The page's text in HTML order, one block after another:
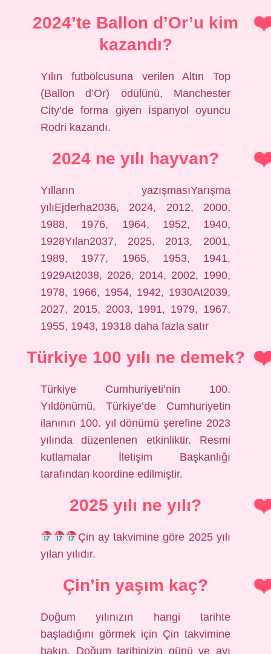
2024’te Ballon d’Or’u kim
kazandı?
Yılın futbolcusuna verilen Altın Top
(Ballon d’Or) ödülünü, Manchester
City’de forma giyen İspanyol oyuncu
Rodri kazandı.
2024 ne yılı hayvan?
Yılların yazışmasıYarışma
yılıEjderha2036, 2024, 2012, 2000,
1988, 1976, 1964, 1952, 1940,
1928Yılan2037, 2025, 2013, 2001,
1989, 1977, 1965, 1953, 1941,
1929At2038, 2026, 2014, 2002, 1990,
1978, 1966, 1954, 1942, 1930At2039,
2027, 2015, 2003, 1991, 1979, 1967,
1955, 1943, 19318 daha fazla satır
Türkiye 100 yılı ne demek?
Türkiye Cumhuriyeti’nin 100.
Yıldönümü, Türkiye’de Cumhuriyetin
ilanının 100. yıl dönümü şerefine 2023
yılında düzenlenen etkinliktir. Resmi
kutlamalar İletişim Başkanlığı
tarafından koordine edilmiştir.
2025 yılı ne yılı?
Çin ay takvimine göre 2025 yılı
yılan yılıdır.
Çin’in yaşım kaç?
Doğum yılınızın hangi tarihte
başladığını görmek için Çin takvimine
bakın. Doğum tarihinizin günü ve ayı